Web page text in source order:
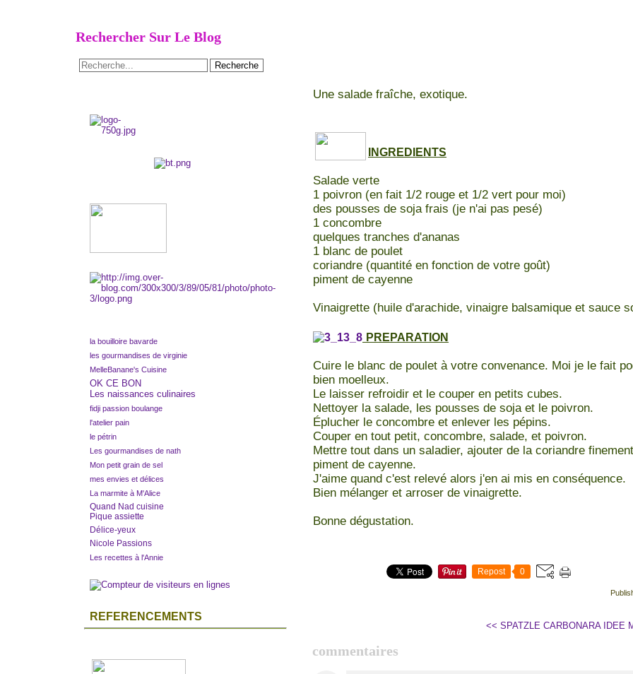
Rechercher Sur Le Blog
la bouilloire bavarde
les gourmandises de virginie
MelleBanane's Cuisine
OK CE BON
Les naissances culinaires
fidji passion boulange
l'atelier pain
le pétrin
Les gourmandises de nath
Mon petit grain de sel
mes envies et délices
La marmite à M'Alice
Quand Nad cuisine
Pique assiette
Délice-yeux
Nicole Passions
Les recettes à l'Annie
REFERENCEMENTS
Une salade fraîche, exotique.
INGREDIENTS
Salade verte
1 poivron (en fait 1/2 rouge et 1/2 vert pour moi)
des pousses de soja frais (je n'ai pas pesé)
1 concombre
quelques tranches d'ananas
1 blanc de poulet
coriandre (quantité en fonction de votre goût)
piment de cayenne
Vinaigrette (huile d'arachide, vinaigre balsamique et sauce
PREPARATION
Cuire le blanc de poulet à votre convenance. Moi je le fait
bien moelleux.
Le laisser refroidir et le couper en petits cubes.
Nettoyer la salade, les pousses de soja et le poivron.
Éplucher le concombre et enlever les pépins.
Couper en tout petit, concombre, salade, et poivron.
Mettre tout dans un saladier, ajouter de la coriandre
piment de cayenne.
J'aime quand c'est relevé alors j'en ai mis en conséquence.
Bien mélanger et arroser de vinaigrette.
Bonne dégustation.
Repost 0
<< SPATZLE CARBONARA IDEE
commentaires